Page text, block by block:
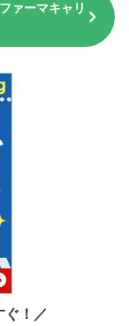
ァーマキャリ
ぐ！／